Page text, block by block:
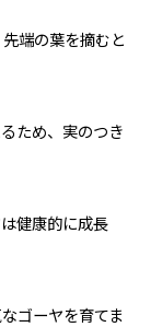
端の葉を摘むと
ため、実のつき
健康的に成長
ゴーヤを育てま